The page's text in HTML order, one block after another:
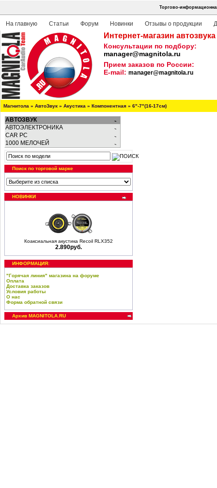
Торгово-
На главную Статьи Форум Новинки Отзывы о продукции
Интернет-магазин
Консультации по подбору:
manager@magnitola.ru
Прием заказов по России:
E-mail: manager@magnitola.ru
Магнитола » АвтоЗвук » Акустика » Компонентная » 6"-7"(16-17см)
АВТОЗВУК
АВТОЭЛЕКТРОНИКА
CAR PC
1000 МЕЛОЧЕЙ
Поиск по торговой марке
НОВИНКИ
Коаксиальная акустика Recoil RLX352
2.890руб.
ИНФОРМАЦИЯ:
"Горячая линия" магазина на форуме
Оплата
Доставка заказов
Условия работы
О нас
Форма обратной связи
Архив MAGNITOLA.RU